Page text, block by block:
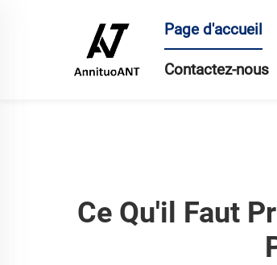
Page d'accueil
Contactez-nous
Ce Qu'il Faut